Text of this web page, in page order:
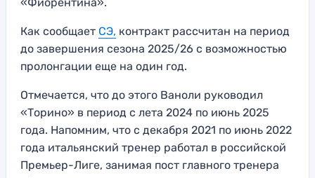
«Фиорентина».
Как сообщает СЭ, контракт рассчитан на период
до завершения сезона 2025/26 с возможностью
пролонгации еще на один год.
Отмечается, что до этого Ваноли руководил
«Торино» в период с лета 2024 по июнь 2025
года. Напомним, что с декабря 2021 по июнь 2022
года итальянский тренер работал в российской
Премьер-Лиге, занимая пост главного тренера